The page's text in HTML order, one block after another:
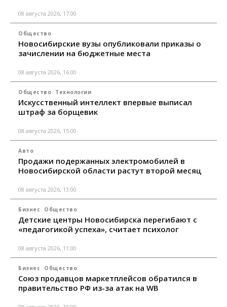
08 августа 2026, 17:00
Общество
Новосибирские вузы опубликовали приказы о
зачислении на бюджетные места
08 августа 2026, 16:00
Общество Технологии
Искусственный интеллект впервые выписал
штраф за борщевик
08 августа 2026, 15:00
Авто
Продажи подержанных электромобилей в
Новосибирской области растут второй месяц
08 августа 2026, 13:00
Бизнес Общество
Детские центры Новосибирска перегибают с
«педагогикой успеха», считает психолог
08 августа 2026, 11:00
Бизнес Общество
Союз продавцов маркетплейсов обратился в
правительство РФ из-за атак на WB